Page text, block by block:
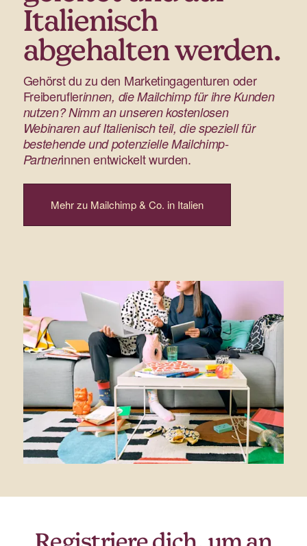
Italienisch
abgehalten werden.
Gehörst du zu den Marketingagenturen oder
Freiberuflerinnen, die Mailchimp für ihre Kunden
nutzen? Nimm an unseren kostenlosen
Webinaren auf Italienisch teil, die speziell für
bestehende und potenzielle Mailchimp-
Partnerinnen entwickelt wurden.
Mehr zu Mailchimp & Co. in Italien